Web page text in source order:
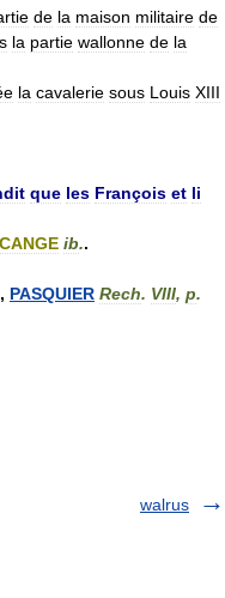
de la maison militaire de
la partie wallonne de la
la cavalerie sous Louis XIII
que les François et li
CANGE ib..
, PASQUIER Rech. VIII, p.
walrus